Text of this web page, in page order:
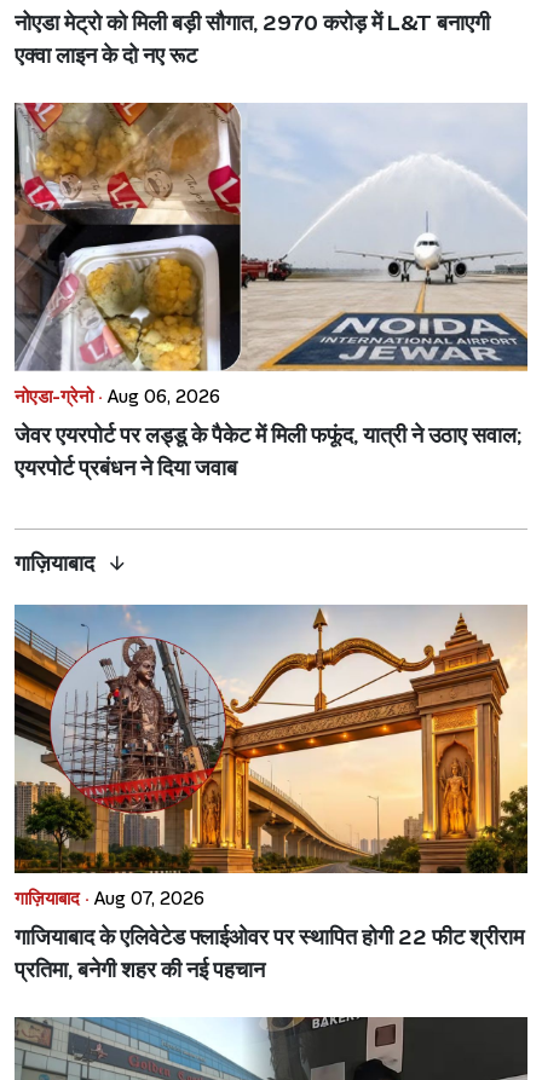
नोएडा मेट्रो को मिली बड़ी सौगात, 2970 करोड़ में L&T बनाएगी
एक्वा लाइन के दो नए रूट
नोएडा-ग्रेनो · Aug 06, 2026
जेवर एयरपोर्ट पर लड्डू के पैकेट में मिली फफूंद, यात्री ने उठाए सवाल;
एयरपोर्ट प्रबंधन ने दिया जवाब
गाज़ियाबाद
गाज़ियाबाद · Aug 07, 2026
गाजियाबाद के एलिवेटेड फ्लाईओवर पर स्थापित होगी 22 फीट श्रीराम
प्रतिमा, बनेगी शहर की नई पहचान